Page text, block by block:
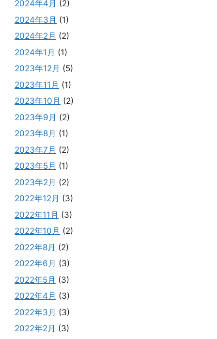
2024年4月 (2)
2024年3月 (1)
2024年2月 (2)
2024年1月 (1)
2023年12月 (5)
2023年11月 (1)
2023年10月 (2)
2023年9月 (2)
2023年8月 (1)
2023年7月 (2)
2023年5月 (1)
2023年2月 (2)
2022年12月 (3)
2022年11月 (3)
2022年10月 (2)
2022年8月 (2)
2022年6月 (3)
2022年5月 (3)
2022年4月 (3)
2022年3月 (3)
2022年2月 (3)